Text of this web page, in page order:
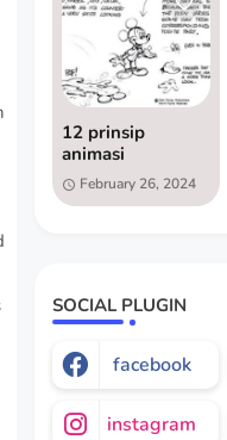
12 prinsip
animasi
February 26, 2024
SOCIAL PLUGIN
facebook
instagram